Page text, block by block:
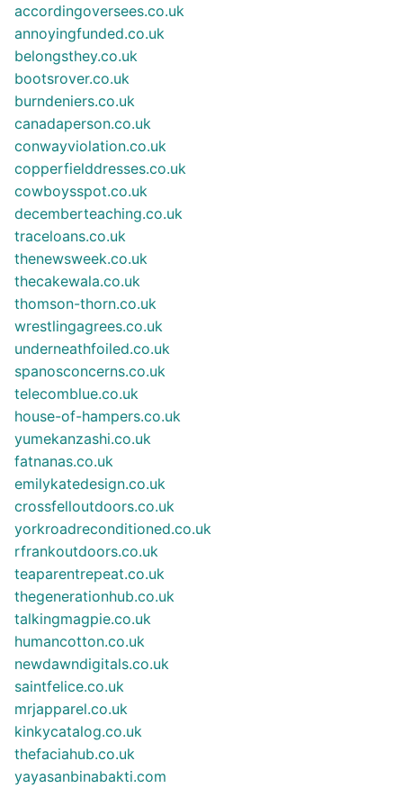
accordingoversees.co.uk
annoyingfunded.co.uk
belongsthey.co.uk
bootsrover.co.uk
burndeniers.co.uk
canadaperson.co.uk
conwayviolation.co.uk
copperfielddresses.co.uk
cowboysspot.co.uk
decemberteaching.co.uk
traceloans.co.uk
thenewsweek.co.uk
thecakewala.co.uk
thomson-thorn.co.uk
wrestlingagrees.co.uk
underneathfoiled.co.uk
spanosconcerns.co.uk
telecomblue.co.uk
house-of-hampers.co.uk
yumekanzashi.co.uk
fatnanas.co.uk
emilykatedesign.co.uk
crossfelloutdoors.co.uk
yorkroadreconditioned.co.uk
rfrankoutdoors.co.uk
teaparentrepeat.co.uk
thegenerationhub.co.uk
talkingmagpie.co.uk
humancotton.co.uk
newdawndigitals.co.uk
saintfelice.co.uk
mrjapparel.co.uk
kinkycatalog.co.uk
thefaciahub.co.uk
yayasanbinabakti.com